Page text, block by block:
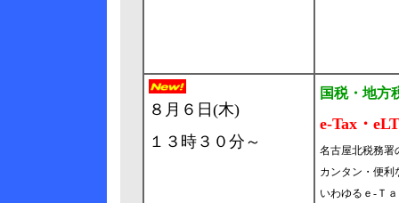
８月６日(木)
１３時３０分～
国税・地方
e-Tax・
名古屋北税務署
カンタン・便利
いわゆるｅ-Ｔ